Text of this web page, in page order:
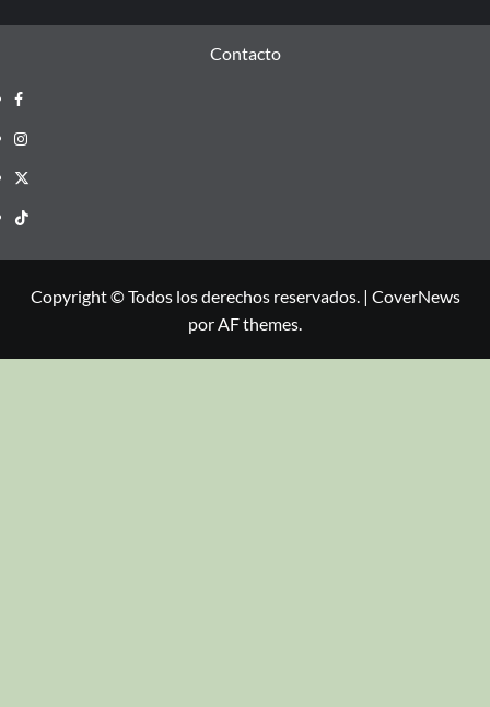
Contacto
Copyright © Todos los derechos reservados. | CoverNews
por AF themes.